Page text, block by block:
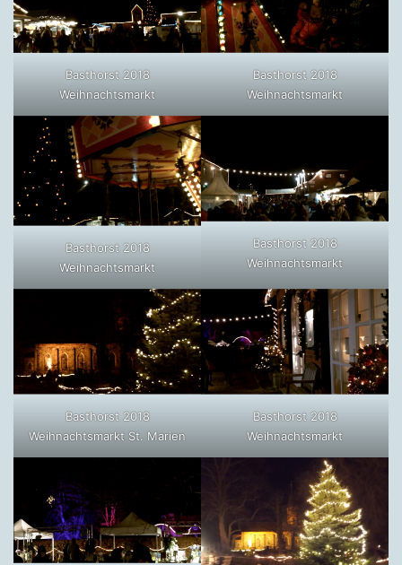
Basthorst 2018
Weihnachtsmarkt
Basthorst 2018
Weihnachtsmarkt
Basthorst 2018
Weihnachtsmarkt
Basthorst 2018
Weihnachtsmarkt
Basthorst 2018
Weihnachtsmarkt St. Marien
Basthorst 2018
Weihnachtsmarkt